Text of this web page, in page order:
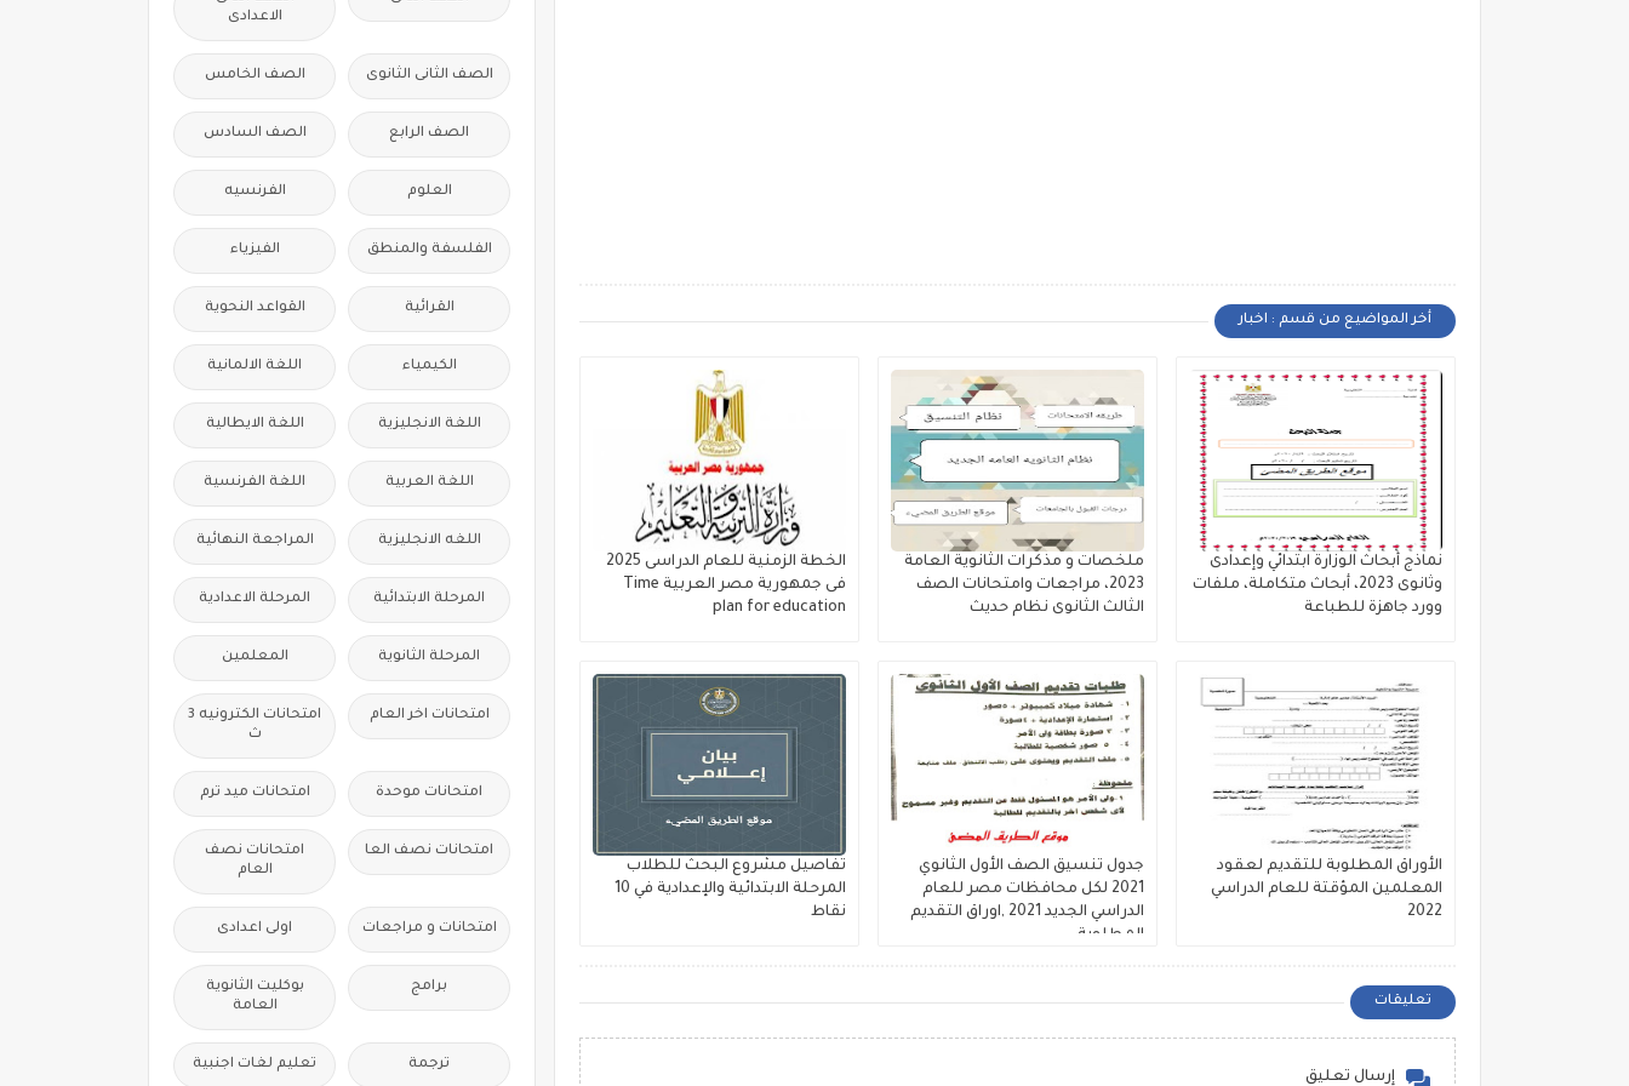
أخر المواضيع من قسم : اخبار
نماذج أبحاث الوزارة ابتدائي وإعدادى
وثانوى 2023، أبحاث متكاملة، ملفات
وورد جاهزة للطباعة
ملخصات و مذكرات الثانوية العامة
2023، مراجعات وامتحانات الصف
الثالث الثانوى نظام حديث
الخطة الزمنية للعام الدراسى 2025
فى جمهورية مصر العربية Time
plan for education
الأوراق المطلوبة للتقديم لعقود
المعلمين المؤقتة للعام الدراسي
2022
جدول تنسيق الصف الأول الثانوي
2021 لكل محافظات مصر للعام
الدراسي الجديد 2021 ,اوراق التقديم
المطلوبة
تفاصيل مشروع البحث للطلاب
المرحلة الابتدائية والإعدادية في 10
نقاط
تعليقات
إرسال تعليق
الاعدادى
الصف الثانى الثانوى الصف الخامس
الصف الرابع الصف السادس
العلوم الفرنسيه
الفلسفة والمنطق الفيزياء
القرائية القواعد النحوية
الكيمياء اللغة الالمانية
اللغة الانجليزية اللغة الايطالية
اللغة العربية اللغة الفرنسية
اللغه الانجليزية المراجعة النهائية
المرحلة الابتدائية المرحلة الاعدادية
المرحلة الثانوية المعلمين
امتحانات اخر العام
امتحانات الكترونيه 3
ث
امتحانات موحدة امتحانات ميد ترم
امتحانات نصف العا
امتحانات نصف
العام
امتحانات و مراجعات اولى اعدادى
برامج
بوكليت الثانوية
العامة
ترجمة تعليم لغات اجنبية